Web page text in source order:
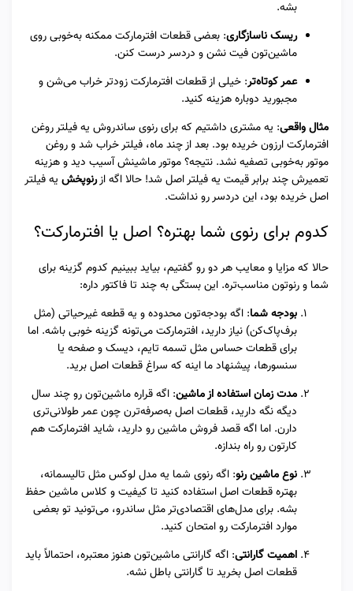
بشه.
ریسک ناسازگاری: بعضی قطعات افترمارکت ممکنه به‌خوبی روی
ماشین‌تون فیت نشن و دردسر درست کنن.
عمر کوتاه‌تر: خیلی از قطعات افترمارکت زودتر خراب می‌شن و
مجبورید دوباره هزینه کنید.
مثال واقعی: یه مشتری داشتیم که برای رنوی ساندروش یه فیلتر روغن
افترمارکت ارزون خریده بود. بعد از چند ماه، فیلتر خراب شد و روغن
موتور به‌خوبی تصفیه نشد. نتیجه؟ موتور ماشینش آسیب دید و هزینه
تعمیرش چند برابر قیمت یه فیلتر اصل شد! حالا اگه ازرنوپخش یه فیلتر
اصل خریده بود، این دردسر رو نداشت.
کدوم برای رنوی شما بهتره؟ اصل یا افترمارکت؟
حالا که مزایا و معایب هر دو رو گفتیم، بیاید ببینیم کدوم گزینه برای
شما و رنوتون مناسب‌تره. این بستگی به چند تا فاکتور داره:
بودجه شما: اگه بودجه‌تون محدوده و یه قطعه غیرحیاتی (مثل
برف‌پاک‌کن) نیاز دارید، افترمارکت می‌تونه گزینه خوبی باشه. اما
برای قطعات حساس مثل تسمه تایم، دیسک و صفحه یا
سنسورها، پیشنهاد ما اینه که سراغ قطعات اصل برید.
مدت زمان استفاده از ماشین: اگه قراره ماشین‌تون رو چند سال
دیگه نگه دارید، قطعات اصل به‌صرفه‌ترن چون عمر طولانی‌تری
دارن. اما اگه قصد فروش ماشین رو دارید، شاید افترمارکت هم
کارتون رو راه بندازه.
نوع ماشین رنو: اگه رنوی شما یه مدل لوکس مثل تالیسمانه،
بهتره قطعات اصل استفاده کنید تا کیفیت و کلاس ماشین حفظ
بشه. برای مدل‌های اقتصادی‌تر مثل ساندرو، می‌تونید تو بعضی
موارد افترمارکت رو امتحان کنید.
اهمیت گارانتی: اگه گارانتی ماشین‌تون هنوز معتبره، احتمالاً باید
قطعات اصل بخرید تا گارانتی باطل نشه.